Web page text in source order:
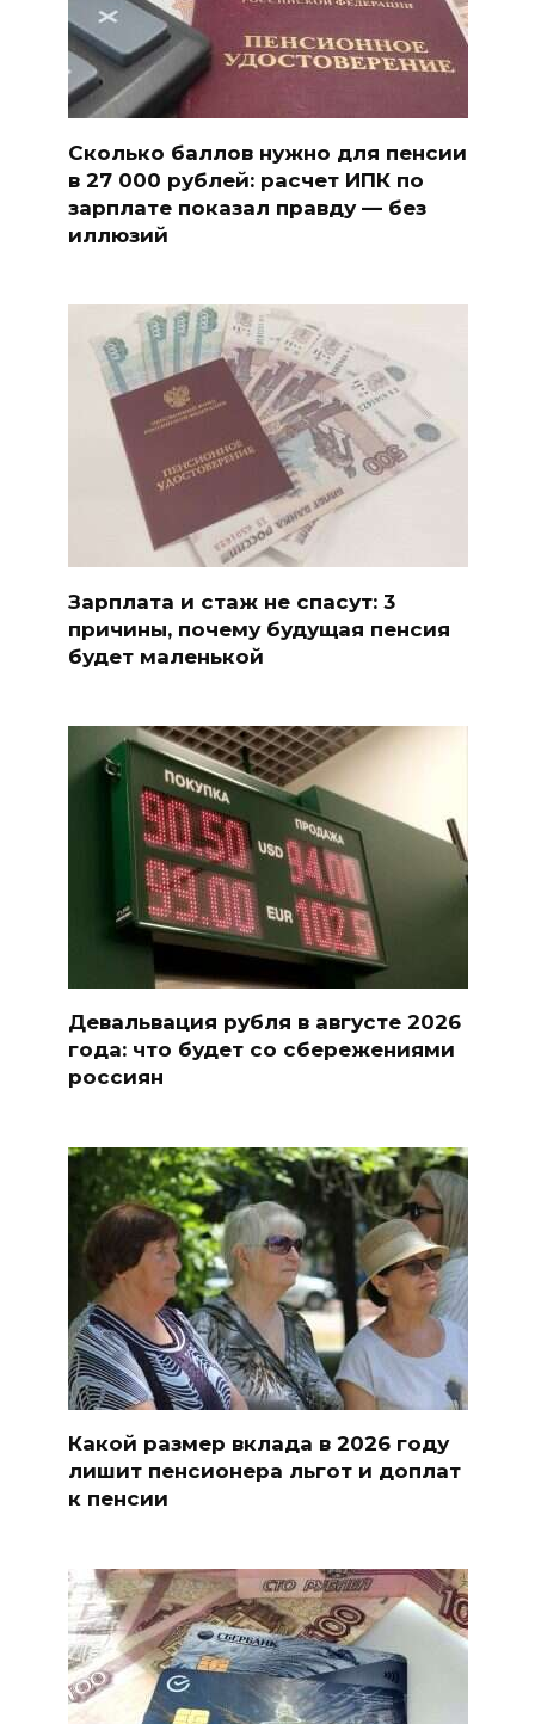
Сколько баллов нужно для пенсии
в 27 000 рублей: расчет ИПК по
зарплате показал правду — без
иллюзий
Зарплата и стаж не спасут: 3
причины, почему будущая пенсия
будет маленькой
Девальвация рубля в августе 2026
года: что будет со сбережениями
россиян
Какой размер вклада в 2026 году
лишит пенсионера льгот и доплат
к пенсии